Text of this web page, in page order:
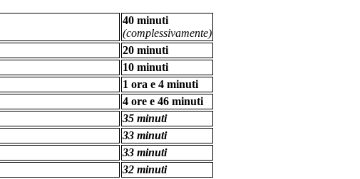
40 minuti
(complessivamente)
20 minuti
10 minuti
1 ora e 4 minuti
4 ore e 46 minuti
35 minuti
33 minuti
33 minuti
32 minuti